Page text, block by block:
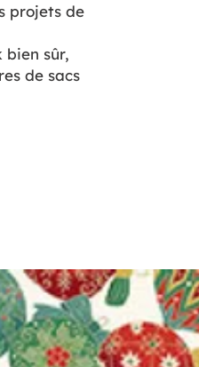
projets de
bien sûr,
de sacs